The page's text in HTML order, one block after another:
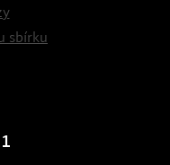
sbírku